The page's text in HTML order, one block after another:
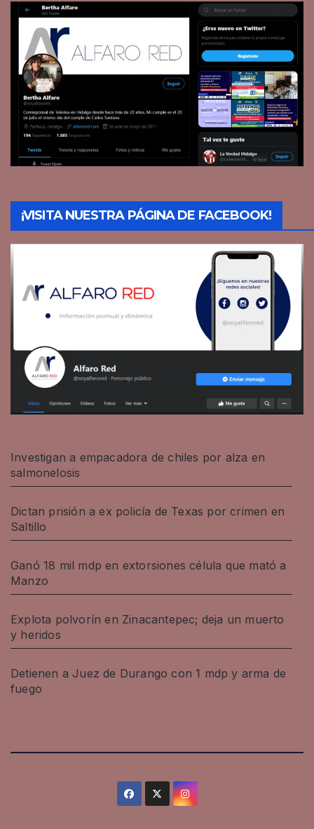
¡VISITA NUESTRA PÁGINA DE FACEBOOK!
Investigan a empacadora de chiles por alza en
salmonelosis
Dictan prisión a ex policía de Texas por crimen en
Saltillo
Ganó 18 mil mdp en extorsiones célula que mató a
Manzo
Explota polvorín en Zinacantepec; deja un muerto
y heridos
Detienen a Juez de Durango con 1 mdp y arma de
fuego